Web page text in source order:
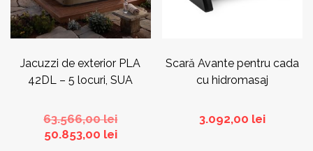
Jacuzzi de exterior PLA
42DL – 5 locuri, SUA
63.566,00leiPrețul
inițial
50.853,00 leiPrețul
Scară Avante pentru cada
cu hidromasaj
3.092,00 lei
pagina
produsului.